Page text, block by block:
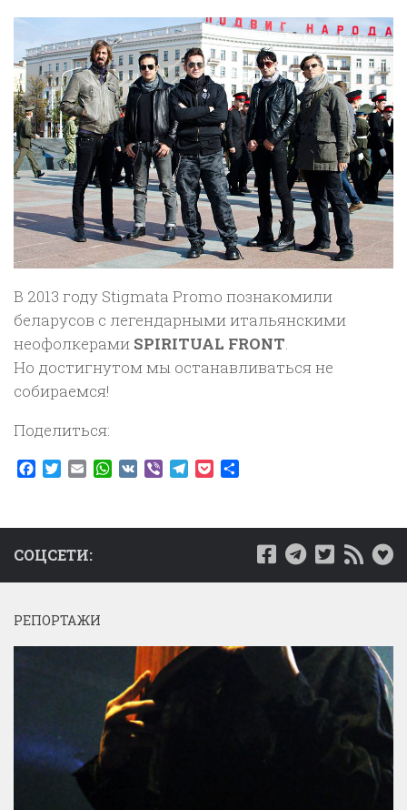
В 2013 году Stigmata Promo познакомили
беларусов с легендарными итальянскими
неофолкерами SPIRITUAL FRONT.
Но достигнутом мы останавливаться не
собираемся!
Поделиться:
Facebook
TwitterEmailWhatsApp
VK ViberTelegram
Pocket
СОЦСЕТИ:
РЕПОРТАЖИ